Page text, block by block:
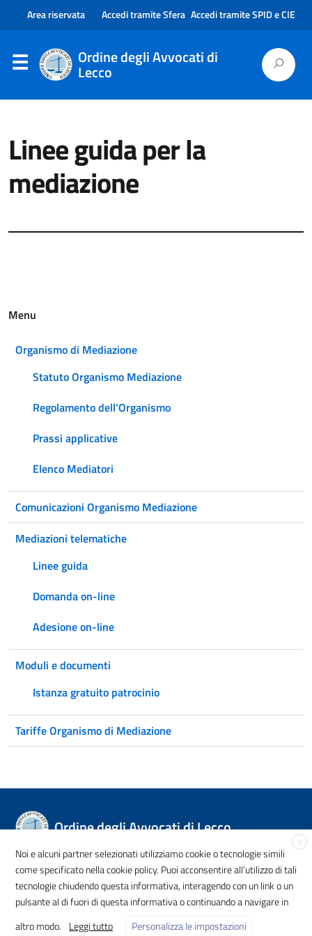
Area riservata Accedi tramite Sfera Accedi tramite SPID e CIE
Ordine degli Avvocati di
Lecco
Linee guida per la
mediazione
Menu
Organismo di Mediazione
Statuto Organismo Mediazione
Regolamento dell’Organismo
Prassi applicative
Elenco Mediatori
Comunicazioni Organismo Mediazione
Mediazioni telematiche
Linee guida
Domanda on-line
Adesione on-line
Moduli e documenti
Istanza gratuito patrocinio
Tariffe Organismo di Mediazione
Ordine degli Avvocati di Lecco
Privacy Policy Tel. +39 0341368210 Email
Come raggiungerci Dichiarazione di accessibilità
X
Noi e alcuni partner selezionati utilizziamo cookie o tecnologie simili
come specificato nella cookie policy. Puoi acconsentire all’utilizzo di tali
tecnologie chiudendo questa informativa, interagendo con un link o un
pulsante al di fuori di questa informativa o continuando a navigare in
altro modo.
Leggi tutto Personalizza le impostazioni